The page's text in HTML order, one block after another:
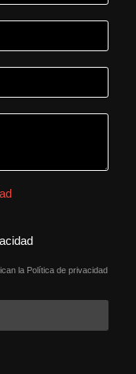
la Política de privacidad